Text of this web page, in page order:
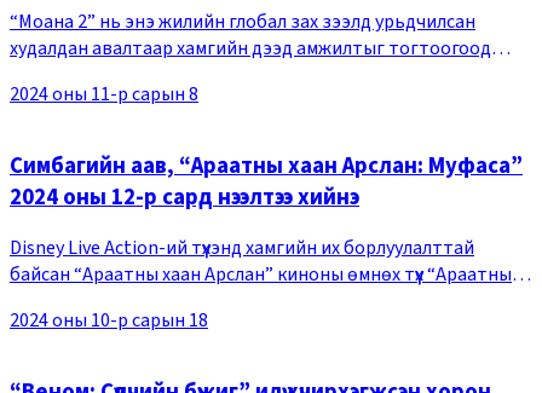
“Моана 2” нь энэ жилийн глобал зах зээлд урьдчилсан
худалдан авалтаар хамгийн дээд амжилтыг тогтоогоод
авалт хийдэг Fandango сайтаас харахад “Моана
2024 оны 11-р сарын 8
Симбагийн аав, “Араатны хаан Арслан: Муфаса”
2024 оны 12-р сард нээлтээ хийнэ
Disney Live Action-ий түүхэнд хамгийн их борлуулалттай
байсан “Араатны хаан Арслан” киноны өмнөх түүх “Араатны
Олон нийтэд цацагдсан танилцуулга
2024 оны 10-р сарын 18